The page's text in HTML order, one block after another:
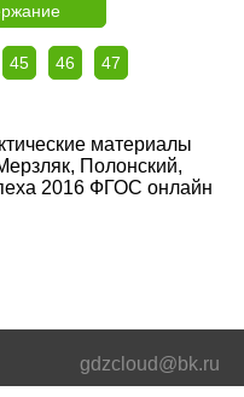
45 46 47
материалы
Полонский,
2016 ФГОС онлайн
gdzcloud@bk.ru